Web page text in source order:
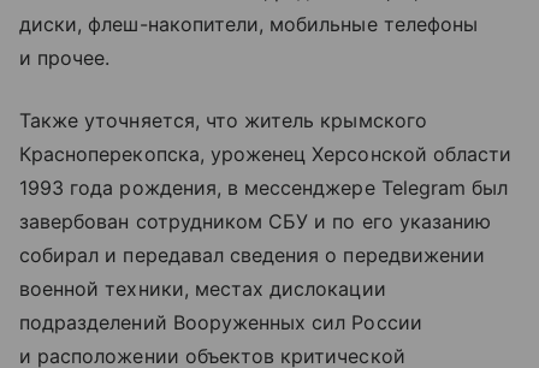
диски, флеш-накопители, мобильные телефоны
и прочее.
Также уточняется, что житель крымского
Красноперекопска, уроженец Херсонской области
1993 года рождения, в мессенджере Telegram был
завербован сотрудником СБУ и по его указанию
собирал и передавал сведения о передвижении
военной техники, местах дислокации
подразделений Вооруженных сил России
и расположении объектов критической